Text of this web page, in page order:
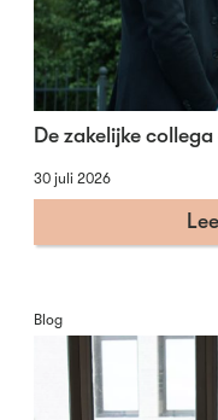
De zakelijke
30 juli 2026
Blog